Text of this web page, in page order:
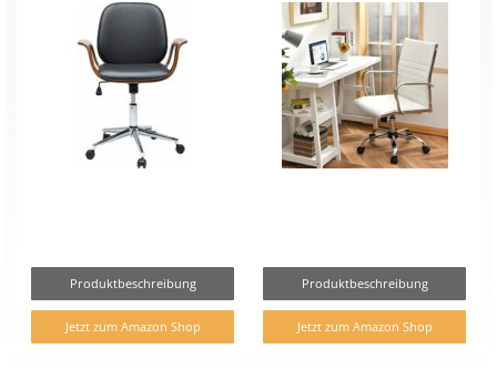
Produktbeschreibung
Jetzt zum Amazon Shop
Produktbeschreibung
Jetzt zum Amazon Shop